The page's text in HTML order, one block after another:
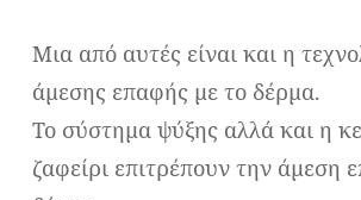
Μια από αυτές είναι και η
άμεσης επαφής με το δέρμα.
Το σύστημα ψύξης αλλά και η
ζαφείρι επιτρέπουν την άμεση